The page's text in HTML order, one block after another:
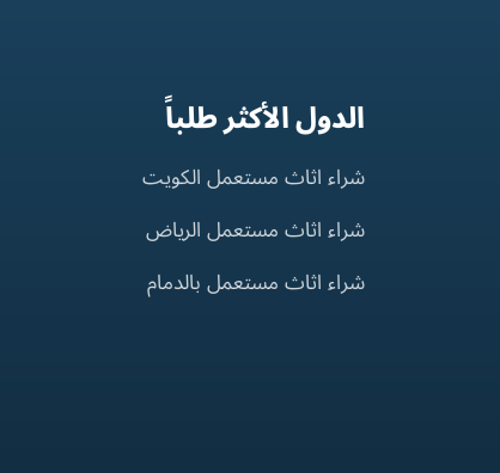
الدول الأكثر طلباً
شراء اثاث مستعمل الكويت
شراء اثاث مستعمل الرياض
شراء اثاث مستعمل بالدمام